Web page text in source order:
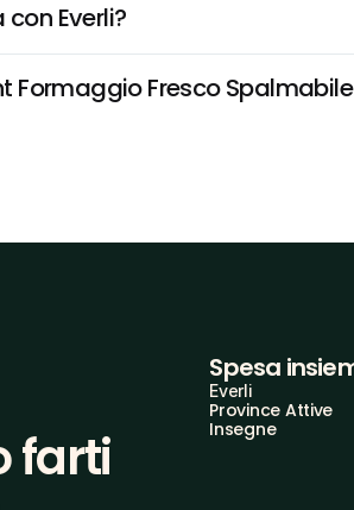
Everli?
Formaggio Fresco
farti
Spesa
Everli
Province Attive
Insegne